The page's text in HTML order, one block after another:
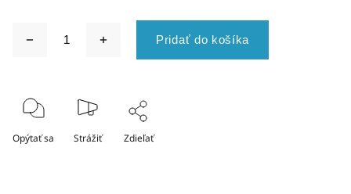
Pridať do košíka
Opýtať sa Strážiť Zdieľať